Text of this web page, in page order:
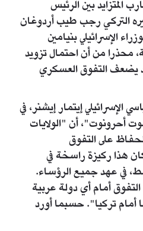
المتزايد بين الرئيس
التركي رجب طيب أردوغان
الإسرائيلي بنيامين
محذرا من أن احتمال تزويد
"إف-35" قد يضعف التفوق العسكري
الإسرائيلي إيتمار إيشنر، في
أحرونوت"، أن "الولايات
على التفوق
هذا ركيزة راسخة في
في عهد جميع الرؤساء.
أمام أي دولة عربية
تركيا". حسبما أورد